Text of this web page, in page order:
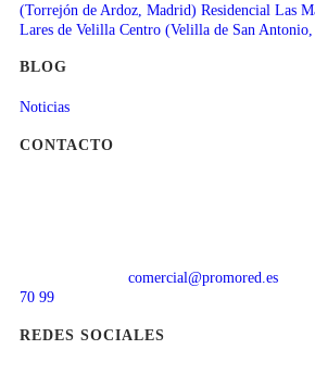
(Torrejón de Ardoz, Madrid) Residencial Las
Lares de Velilla Centro (Velilla de San
BLOG
Noticias
CONTACTO
comercial@promored.es
70 99
REDES SOCIALES